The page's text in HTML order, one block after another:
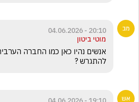
20:10 - 04.06.2026
מוטי ביטון
להתגרש ?